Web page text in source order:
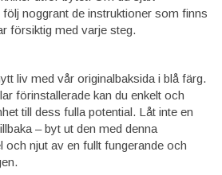
noggrant de instruktioner som finns
försiktig med varje steg.
liv med vår originalbaksida i blå färg.
förinstallerade kan du enkelt och
till dess fulla potential. Låt inte en
– byt ut den med denna
och njut av en fullt fungerande och